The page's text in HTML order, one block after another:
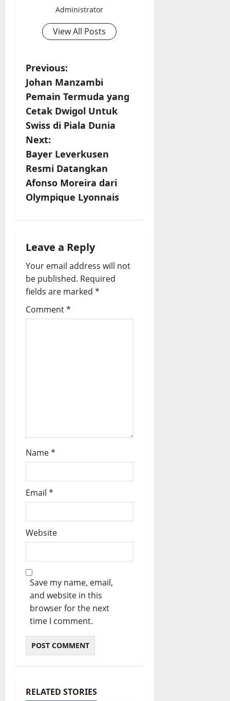
Administrator
View All Posts
P
o
s
t
n
a
v
g
a
t
i
Previous:
Johan Manzambi
Pemain Termuda yang
Cetak Dwigol Untuk
Swiss di Piala Dunia
Next:
Bayer Leverkusen
Resmi Datangkan
Afonso Moreira dari
Olympique Lyonnais
Leave a Reply
Your email address will not
be published. Required
fields are marked *
Comment*
Name*
Email *
Website
Save my name, email,
and website in this
browser for the next
time I comment.
RELATED STORIES